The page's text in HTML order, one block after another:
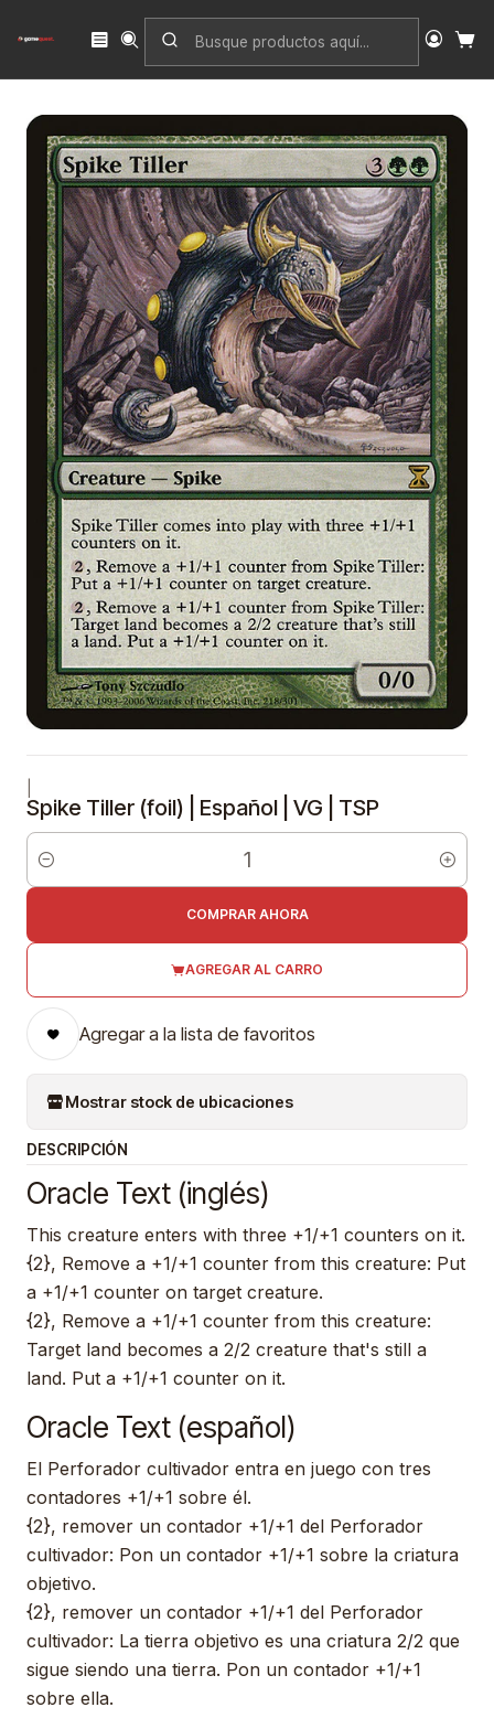
Singles Magic: The Gathering
Time Spiral
Spike Tiller (foil) | Español | VG | TSP
Spike Tiller (foil) | Español | VG | TSP
Cantidad
AGREGAR AL CARRO
COMPRAR AHORA
Agregar a la lista de favoritos
Mostrar stock de ubicaciones
DESCRIPCIÓN
Oracle Text (inglés)
This creature enters with three +1/+1 counters on it.
{2}, Remove a +1/+1 counter from this creature: Put
a +1/+1 counter on target creature.
{2}, Remove a +1/+1 counter from this creature:
Target land becomes a 2/2 creature that's still a
land. Put a +1/+1 counter on it.
Oracle Text (español)
El Perforador cultivador entra en juego con tres
contadores +1/+1 sobre él.
{2}, remover un contador +1/+1 del Perforador
cultivador: Pon un contador +1/+1 sobre la criatura
objetivo.
{2}, remover un contador +1/+1 del Perforador
cultivador: La tierra objetivo es una criatura 2/2 que
sigue siendo una tierra. Pon un contador +1/+1
sobre ella.